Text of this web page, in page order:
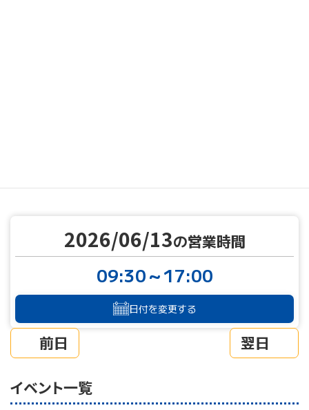
前日
2026/06/13の営業時間
09:30～17:00
日付を変更する
翌日
イベント一覧